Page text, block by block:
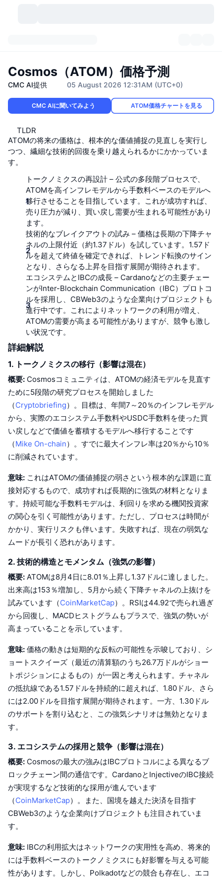
ランキング
カテゴリー
過去のスナップショット
トークンのロック解除
利回り
実世界資産
リーダーボード
トレンド
上場予定
最近追加されたコイン
上昇率上位＆下落率上位
訪問数最多
コミュニティセンチメント
チェーンランキング
予測市場
トレンド
新着
クリプト
政治
スポーツ
ファイナンス
テック
NFT
NFT総合統計
今後の販売予定
市場数
市況概要
現物市場
暗号資産の数
ビットコイントレジャリー
BNBトレジャリー
取引所の流入/流出
インジケーター
恐怖と強欲指数・
アルトコインシーズンインデックス
市場サイクル指標
ビットコインのドミナンス
CoinMarketCap 20インデックス
CoinMarketCap 100インデックス
ETFフロー
暗号資産ETF
ビットコインETF
イーサリアムETF
テクニカル分析
RSI
MACD
概要
清算
ファンディングレート
DexScan
シグナル New
人気急上昇
新規
値上がり銘柄
ミームエクスプローラー
トップトレーダー
中央集権型取引所
現物
デリバティブ
分散型取引所
現物
デリバティブ
コミュニティ
フィード
トピック
ライブ
記事一覧
センチメント
API
暗号資産API
DEX API
エンタープライズ
料金
リソース
ドキュメンテーション
よくある質問
AIインテグレーション
CMCエージェントハブ
スキルマーケットプレイス
CMC MCP
x402
プロダクト
プロダクト
コンバーター
ニュースレター
CMC Launch
CMCラボ
CMC Max
トップニュース
Telegramボット
広告掲載について
サイトウィジェット
学ぶ
ニュース
アカデミー
リサーチ
ビデオ一覧
暗号資産用語集
キャンペーン
ダイヤモンド・リワード
学んで稼ぐ
カレンダー
イベントカレンダー
Cosmos（ATOM）価格予測
CMC AI提供 05 August 2026 12:31AM (UTC+0)
CMC AIに聞いてみよう ATOM価格チャートを見る
TLDR
ATOMの将来の価格は、根本的な価値捕捉の見直しを実行し
つつ、繊細な技術的回復を乗り越えられるかにかかっていま
す。
トークノミクスの再設計 – 公式の多段階プロセスで、
ATOMを高インフレモデルから手数料ベースのモデルへ
移行させることを目指しています。これが成功すれば、
売り圧力が減り、買い戻し需要が生まれる可能性があり
ます。
技術的なブレイクアウトの試み – 価格は長期の下降チャ
ネルの上限付近（約1.37ドル）を試しています。1.57ド
ルを超えて終値を確定できれば、トレンド転換のサイン
となり、さらなる上昇を目指す展開が期待されます。
エコシステムとIBCの成長 – Cardanoなどの主要チェー
ンがInter-Blockchain Communication（IBC）プロトコ
ルを採用し、CBWeb3のような企業向けプロジェクトも
進行中です。これによりネットワークの利用が増え、
ATOMの需要が高まる可能性がありますが、競争も激し
い状況です。
詳細解説
1. トークノミクスの移行（影響は混在）
概要: Cosmosコミュニティは、ATOMの経済モデルを見直す
ために5段階の研究プロセスを開始しました
（Cryptobriefing）。目標は、年間7～20％のインフレモデル
から、実際のエコシステム手数料やUSDC手数料を使った買
い戻しなどで価値を蓄積するモデルへ移行することです
（Mike On-chain）。すでに最大インフレ率は20％から10％
に削減されています。
意味: これはATOMの価値捕捉の弱さという根本的な課題に直
接対応するもので、成功すれば長期的に強気の材料となりま
す。持続可能な手数料モデルは、利回りを求める機関投資家
の関心を引く可能性があります。ただし、プロセスは時間が
かかり、実行リスクも伴います。失敗すれば、現在の弱気な
ムードが長引く恐れがあります。
2. 技術的構造とモメンタム（強気の影響）
概要: ATOMは8月4日に8.01％上昇し1.37ドルに達しました。
出来高は153％増加し、5月から続く下降チャネルの上抜けを
試みています（CoinMarketCap）。RSIは44.92で売られ過ぎ
から回復し、MACDヒストグラムもプラスで、強気の勢いが
高まっていることを示しています。
意味: 価格の動きは短期的な反転の可能性を示唆しており、シ
ョートスクイーズ（最近の清算額のうち26.7万ドルがショー
トポジションによるもの）が一因と考えられます。チャネル
の抵抗線である1.57ドルを持続的に超えれば、1.80ドル、さら
には2.00ドルを目指す展開が期待されます。一方、1.30ドル
のサポートを割り込むと、この強気シナリオは無効となりま
す。
3. エコシステムの採用と競争（影響は混在）
概要: Cosmosの最大の強みはIBCプロトコルによる異なるブ
ロックチェーン間の通信です。CardanoとInjectiveのIBC接続
が実現するなど技術的な採用が進んでいます
（CoinMarketCap）。また、国境を越えた決済を目指す
CBWeb3のような企業向けプロジェクトも注目されていま
す。
意味: IBCの利用拡大はネットワークの実用性を高め、将来的
には手数料ベースのトークノミクスにも好影響を与える可能
性があります。しかし、Polkadotなどの競合も存在し、エコ